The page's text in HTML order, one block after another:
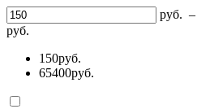
руб. –
руб.
150руб.
65400руб.